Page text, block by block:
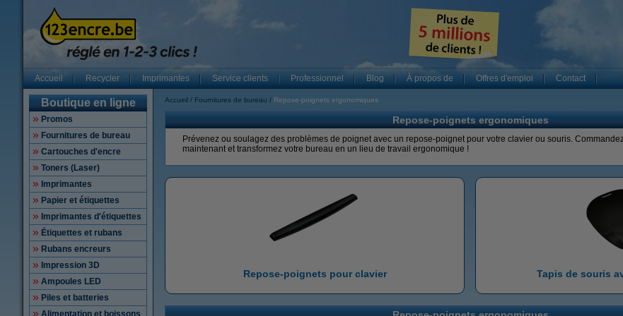
Accueil Recycler Imprimantes Service clients Professionnel Blog À propos de Offres d'emploi Contact
Boutique en ligne
Promos
Fournitures de bureau
Cartouches d'encre
Toners (Laser)
Imprimantes
Papier et étiquettes
Imprimantes d'étiquettes
Étiquettes et rubans
Rubans encreurs
Impression 3D
Ampoules LED
Piles et batteries
Alimentation et boissons
Accueil Fournitures de bureau Repose-poignets ergonomiques
Repose-poignets ergonomiques
Prévenez ou soulagez des problèmes de poignet avec un repose-poignet pour votre clavier ou souris.
maintenant et transformez votre bureau en un lieu de travail ergonomique !
Repose-poignets pour clavier Tapis de souris